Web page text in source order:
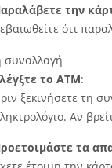
την
ότι
συναλλαγή
το ΑΤΜ:
ξεκινήσετε τη
Αν
τα